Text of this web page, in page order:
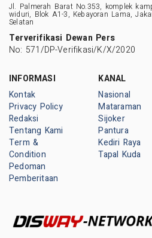
Jl. Palmerah Barat No.353, komplek
widuri, Blok A1-3, Kebayoran Lama,
Selatan
Terverifikasi Dewan Pers
No: 571/DP-Verifikasi/K/X/2020
INFORMASI
Kontak
Privacy Policy
Redaksi
Tentang Kami
Term &
Condition
Pedoman
Pemberitaan
KANAL
Nasional
Mataraman
Sijoker
Pantura
Kediri Raya
Tapal Kuda